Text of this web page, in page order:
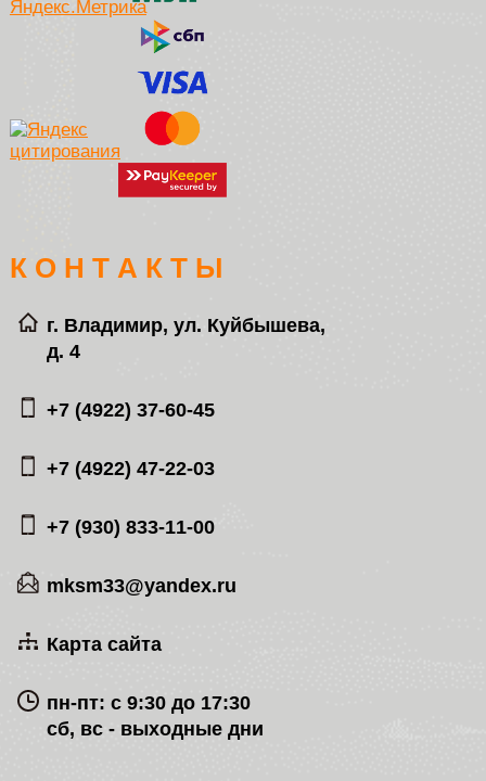
К О Н Т А К Т Ы
г. Владимир, ул. Куйбышева,
д. 4
+7 (4922) 37-60-45
+7 (4922) 47-22-03
+7 (930) 833-11-00
mksm33@yandex.ru
Карта сайта
пн-пт: с 9:30 до 17:30
сб, вс - выходные дни